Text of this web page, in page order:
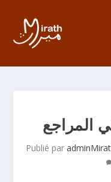
المراجع
Publié par